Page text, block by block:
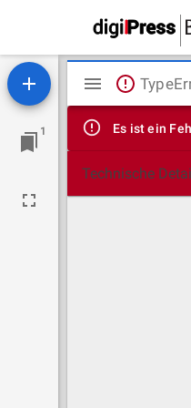
1
Mirador
Viewer
Es ist ein
Technische